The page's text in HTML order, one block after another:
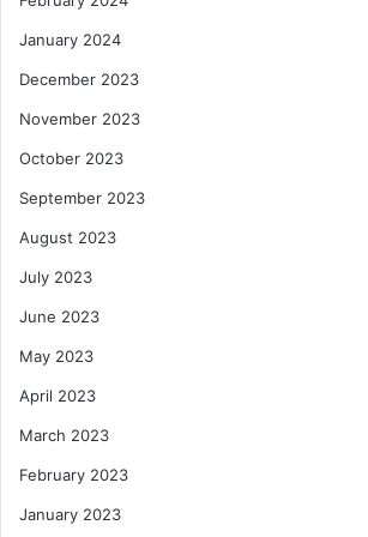
January 2024
December 2023
November 2023
October 2023
September 2023
August 2023
July 2023
June 2023
May 2023
April 2023
March 2023
February 2023
January 2023